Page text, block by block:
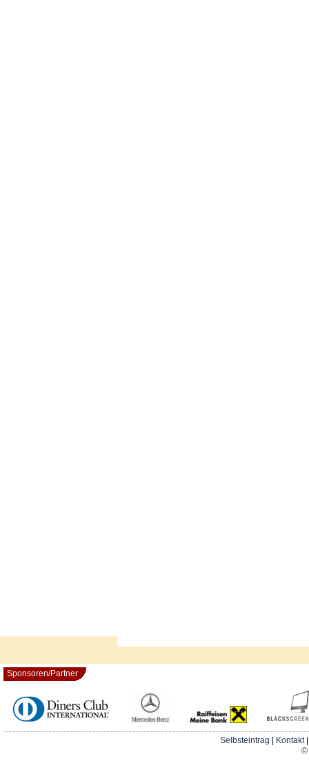
Sponsoren/Partner
Selbsteintrag Kontakt
©